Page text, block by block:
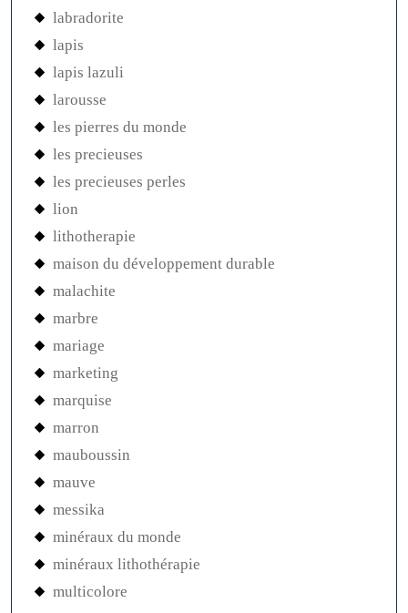
labradorite
lapis
lapis lazuli
larousse
les pierres du monde
les precieuses
les precieuses perles
lion
lithotherapie
maison du développement durable
malachite
marbre
mariage
marketing
marquise
marron
mauboussin
mauve
messika
minéraux du monde
minéraux lithothérapie
multicolore